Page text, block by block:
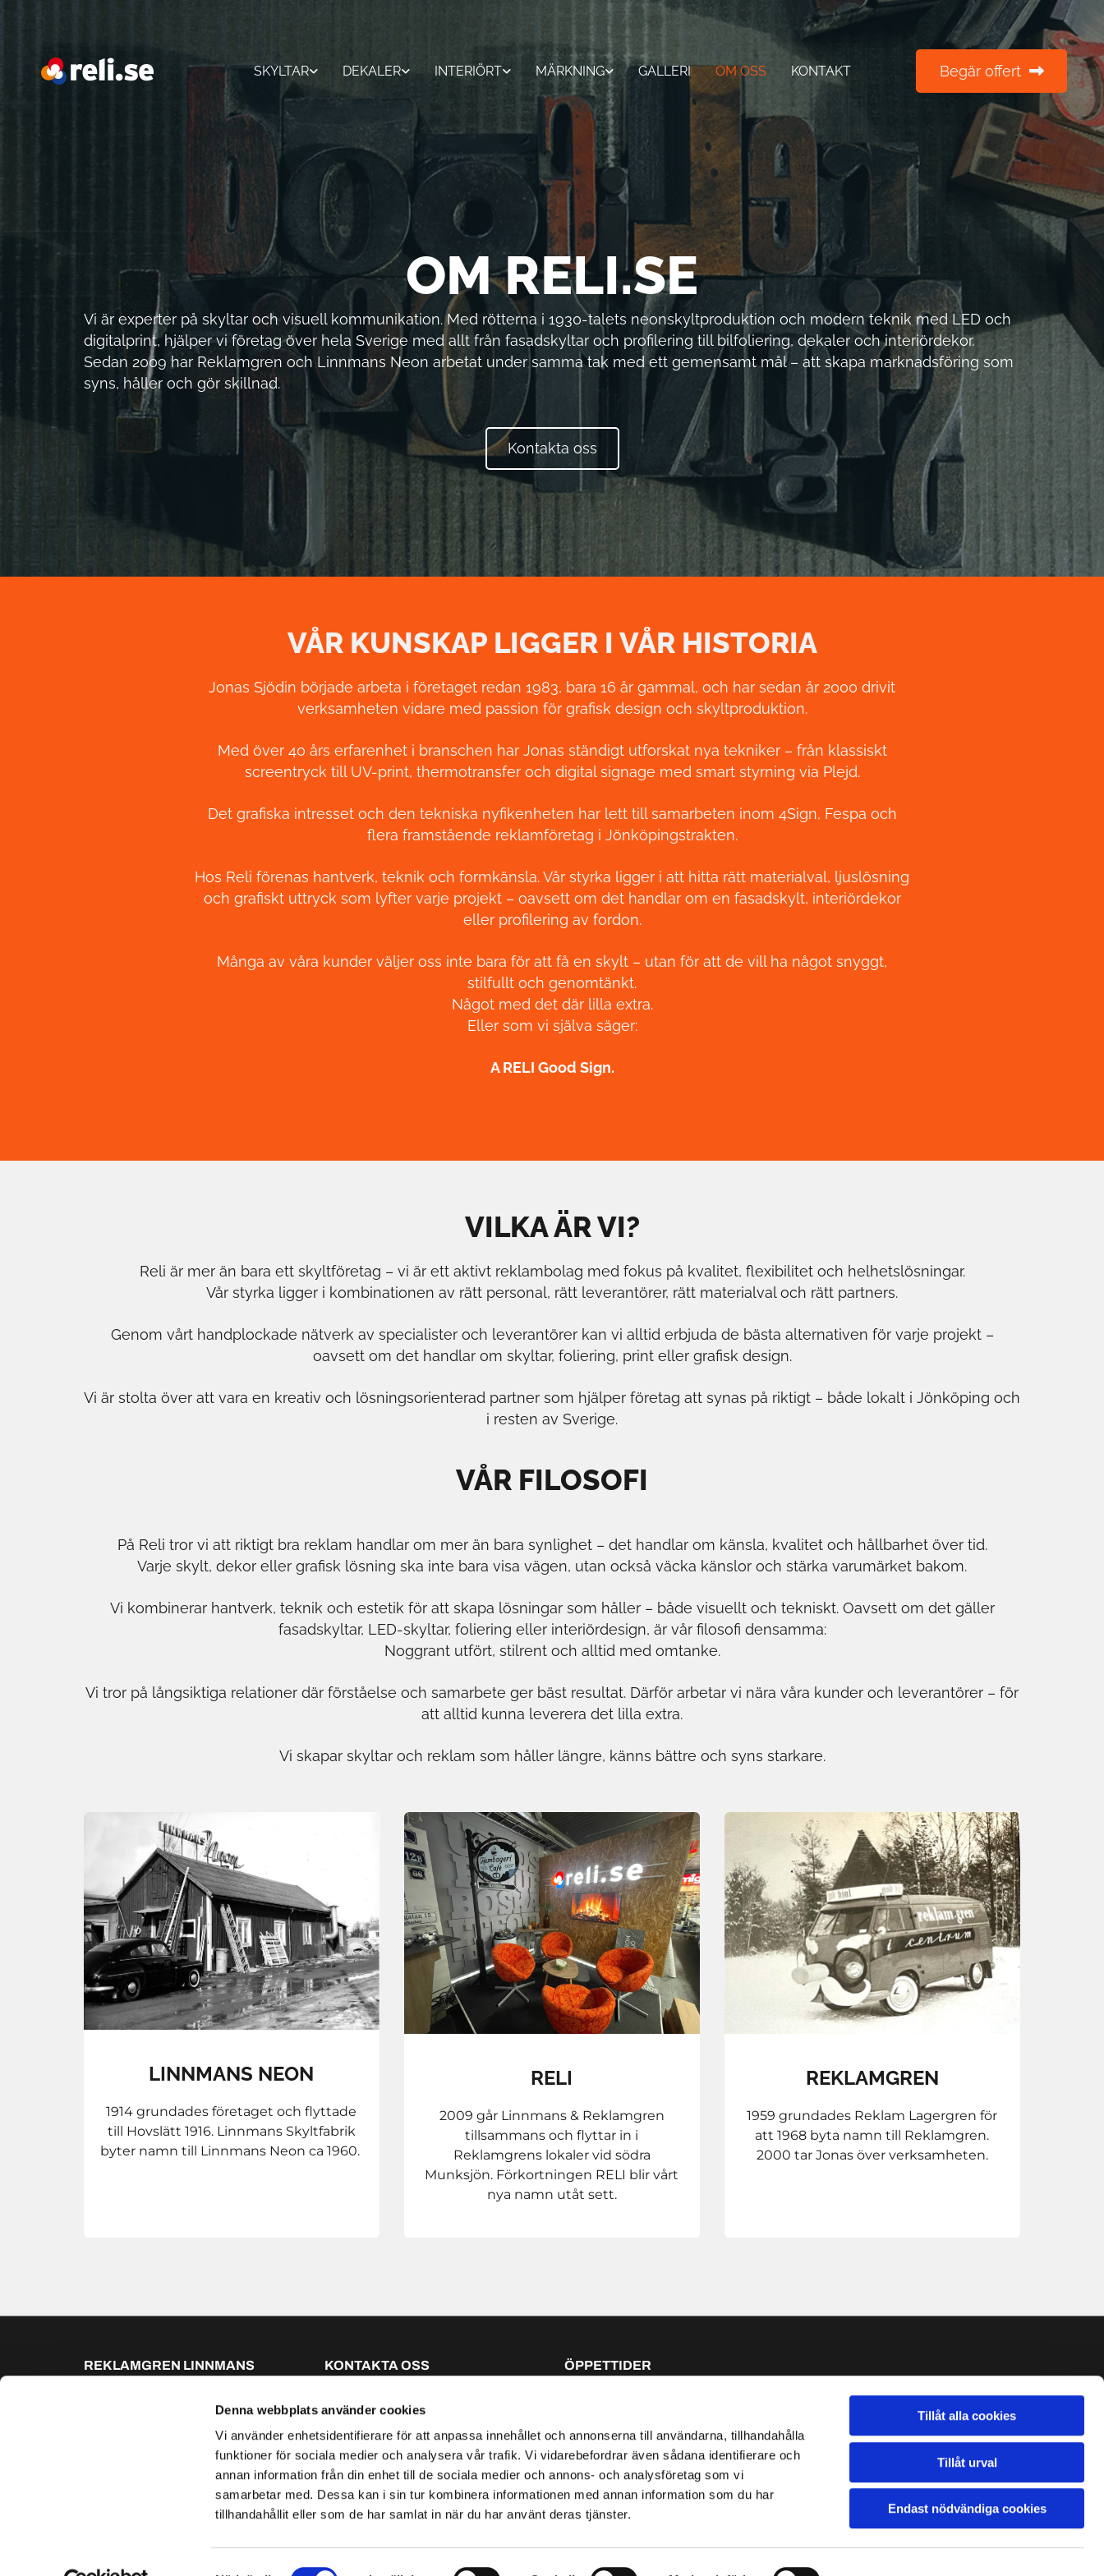
Denna webbplats använder cookies
Vi använder enhetsidentifierare för att anpassa innehållet och annonserna till användarna, tillhandahålla
funktioner för sociala medier och analysera vår trafik. Vi vidarebefordrar även sådana identifierare och
annan information från din enhet till de sociala medier och annons- och analysföretag som vi
samarbetar med. Dessa kan i sin tur kombinera informationen med annan information som du har
tillhandahållit eller som de har samlat in när du har använt deras tjänster.
Samtyckesval
Tillåt alla cookies
Tillåt urval
Endast nödvändiga cookies
SKYLTAR DEKALER INTERIÖRT MÄRKNING GALLERI OM OSS KONTAKT Begär offert
OM RELI.SE
Vi är experter på skyltar och visuell kommunikation. Med rötterna i 1930-talets neonskyltproduktion och modern teknik med LED och
digitalprint, hjälper vi företag över hela Sverige med allt från fasadskyltar och profilering till bilfoliering, dekaler och interiördekor.
Sedan 2009 har Reklamgren och Linnmans Neon arbetat under samma tak med ett gemensamt mål – att skapa marknadsföring som
syns, håller och gör skillnad.
Kontakta oss
VÅR KUNSKAP LIGGER I VÅR HISTORIA
Jonas Sjödin började arbeta i företaget redan 1983, bara 16 år gammal, och har sedan år 2000 drivit
verksamheten vidare med passion för grafisk design och skyltproduktion.
Med över 40 års erfarenhet i branschen har Jonas ständigt utforskat nya tekniker – från klassiskt
screentryck till UV-print, thermotransfer och digital signage med smart styrning via Plejd.
Det grafiska intresset och den tekniska nyfikenheten har lett till samarbeten inom 4Sign, Fespa och
flera framstående reklamföretag i Jönköpingstrakten.
Hos Reli förenas hantverk, teknik och formkänsla. Vår styrka ligger i att hitta rätt materialval, ljuslösning
och grafiskt uttryck som lyfter varje projekt – oavsett om det handlar om en fasadskylt, interiördekor
eller profilering av fordon.
Många av våra kunder väljer oss inte bara för att få en skylt – utan för att de vill ha något snyggt,
stilfullt och genomtänkt.
Något med det där lilla extra.
Eller som vi själva säger:
A RELI Good Sign.
VILKA ÄR VI?
Reli är mer än bara ett skyltföretag – vi är ett aktivt reklambolag med fokus på kvalitet, flexibilitet och helhetslösningar.
Vår styrka ligger i kombinationen av rätt personal, rätt leverantörer, rätt materialval och rätt partners.
Genom vårt handplockade nätverk av specialister och leverantörer kan vi alltid erbjuda de bästa alternativen för varje projekt –
oavsett om det handlar om skyltar, foliering, print eller grafisk design.
Vi är stolta över att vara en kreativ och lösningsorienterad partner som hjälper företag att synas på riktigt – både lokalt i Jönköping och
i resten av Sverige.
VÅR FILOSOFI
På Reli tror vi att riktigt bra reklam handlar om mer än bara synlighet – det handlar om känsla, kvalitet och hållbarhet över tid.
Varje skylt, dekor eller grafisk lösning ska inte bara visa vägen, utan också väcka känslor och stärka varumärket bakom.
Vi kombinerar hantverk, teknik och estetik för att skapa lösningar som håller – både visuellt och tekniskt. Oavsett om det gäller
fasadskyltar, LED-skyltar, foliering eller interiördesign, är vår filosofi densamma:
Noggrant utfört, stilrent och alltid med omtanke.
Vi tror på långsiktiga relationer där förståelse och samarbete ger bäst resultat. Därför arbetar vi nära våra kunder och leverantörer – för
att alltid kunna leverera det lilla extra.
Vi skapar skyltar och reklam som håller längre, känns bättre och syns starkare.
LINNMANS NEON
1914 grundades företaget och flyttade
till Hovslätt 1916. Linnmans Skyltfabrik
byter namn till Linnmans Neon ca 1960.
RELI
2009 går Linnmans & Reklamgren
tillsammans och flyttar in i
Reklamgrens lokaler vid södra
Munksjön. Förkortningen RELI blir vårt
nya namn utåt sett.
REKLAMGREN
1959 grundades Reklam Lagergren för
att 1968 byta namn till Reklamgren.
2000 tar Jonas över verksamheten.
REKLAMGREN LINNMANS
KONTAKTA OSS
 info@reli.se
ÖPPETTIDER